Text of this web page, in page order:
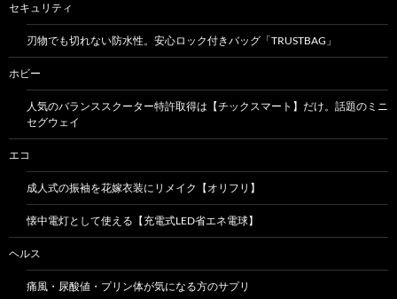
セキュリティ
刃物でも切れない防水性。安心ロック付きバッグ「TRUSTBAG」
ホビー
人気のバランススクーター特許取得は【チックスマート】だけ。話題のミニ
セグウェイ
エコ
成人式の振袖を花嫁衣装にリメイク【オリフリ】
懐中電灯として使える【充電式LED省エネ電球】
ヘルス
痛風・尿酸値・プリン体が気になる方のサプリ